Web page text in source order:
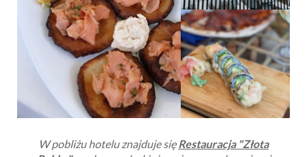
W pobliżu hotelu znajduje sięRestauracja "Złota